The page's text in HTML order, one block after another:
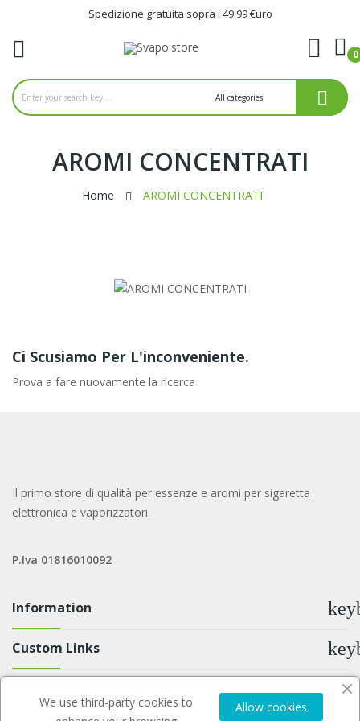
Spedizione gratuita sopra i 49.99 €uro
0
AROMI CONCENTRATI
Home AROMI CONCENTRATI
Ci Scusiamo Per L'inconveniente.
Prova a fare nuovamente la ricerca
Il primo store di qualità per essenze e aromi per sigaretta
elettronica e vaporizzatori.
P.Iva 01816010092
Information
Custom Links
We use third-party cookies to
Allow cookies